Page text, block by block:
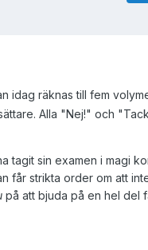
räknas till fem
Alla "Nej!" och
tagit sin examen i magi
får strikta order om att
på att bjuda på en hel del